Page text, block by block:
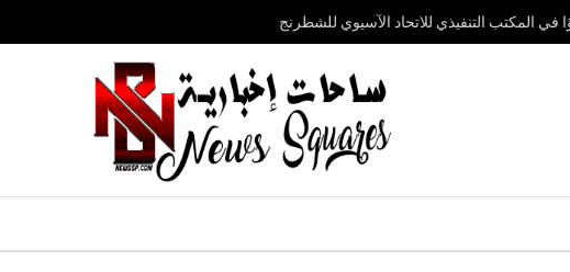
المكتب التنفيذي للاتحاد الآسيوي للشطرنج